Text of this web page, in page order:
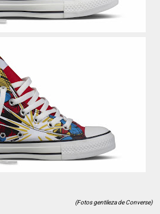
(Fotos gentileza de Converse)